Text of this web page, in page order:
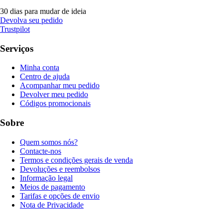
30 dias para mudar de ideia
Devolva seu pedido
Trustpilot
Serviços
Minha conta
Centro de ajuda
Acompanhar meu pedido
Devolver meu pedido
Códigos promocionais
Sobre
Quem somos nós?
Contacte-nos
Termos e condições gerais de venda
Devoluções e reembolsos
Informação legal
Meios de pagamento
Tarifas e opções de envio
Nota de Privacidade